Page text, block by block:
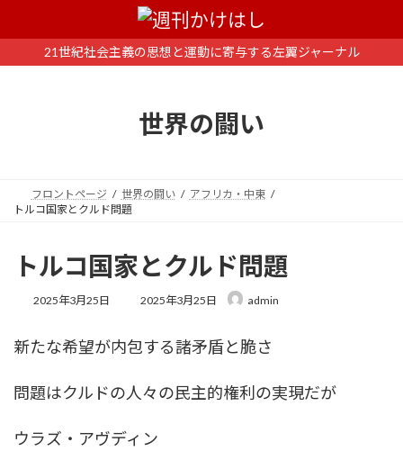
ン
ー
21世紀社会主義の思想と運動に寄与する左翼ジャーナル
世界の闘い
フロントページ 世界の闘い
アフリカ・中東
トルコ国家とクルド問題
トルコ国家とクルド問題
2025年3月25日
最
新
2025年3月25日 admin
新たな希望が内包する諸矛盾と脆さ
問題はクルドの人々の民主的権利の実現だが
ウラズ・アヴディン